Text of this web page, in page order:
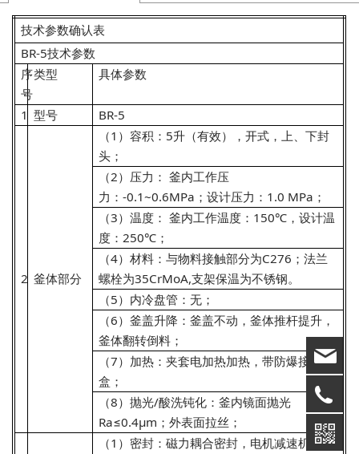
技术参数确认表
BR-5技术参数
序
号
类型 具体参数
1 型号 BR-5
2 釜体部分
（1）容积：5升（有效），开式，上、下封
头；
（2）压力： 釜内工作压
力：-0.1~0.6MPa；设计压力：1.0 MPa；
（3）温度： 釜内工作温度：150℃，设计温
度：250℃；
（4）材料：与物料接触部分为C276；法兰
螺栓为35CrMoA,支架保温为不锈钢。
（5）内冷盘管：无；
（6）釜盖升降：釜盖不动，釜体推杆提升，
釜体翻转倒料；
（7）加热：夹套电加热加热，带防爆接线
盒；
（8）抛光/酸洗钝化：釜内镜面抛光
Ra≤0.4μm；外表面拉丝；
（1）密封：磁力耦合密封，电机减速机皮带